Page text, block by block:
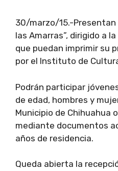
30/marzo/15.-
las Amarras”, dirigido a
que puedan imprimir su
por el Instituto de
Podrán participar
de edad, hombres y
Municipio de Chihuahua
mediante documentos
años de residencia.
Queda abierta la